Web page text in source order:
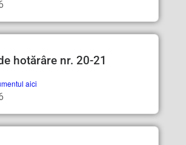
hotărâre nr. 20-21
aici